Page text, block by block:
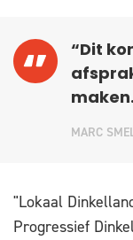
“Dit
MARC
"Lokaal
Progressief